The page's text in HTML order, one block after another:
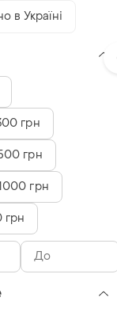
в Україні
грн
грн
грн
грн